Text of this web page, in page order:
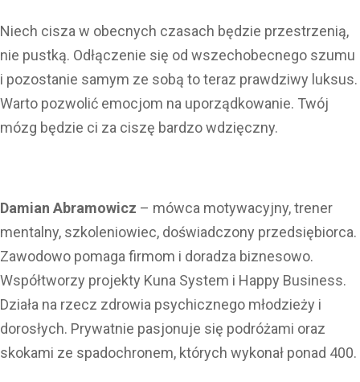
Niech cisza w obecnych czasach będzie przestrzenią,
nie pustką. Odłączenie się od wszechobecnego szumu
i pozostanie samym ze sobą to teraz prawdziwy luksus.
Warto pozwolić emocjom na uporządkowanie. Twój
mózg będzie ci za ciszę bardzo wdzięczny.
Damian Abramowicz – mówca motywacyjny, trener
mentalny, szkoleniowiec, doświadczony przedsiębiorca.
Zawodowo pomaga firmom i doradza biznesowo.
Współtworzy projekty Kuna System i Happy Business.
Działa na rzecz zdrowia psychicznego młodzieży i
dorosłych. Prywatnie pasjonuje się podróżami oraz
skokami ze spadochronem, których wykonał ponad 400.